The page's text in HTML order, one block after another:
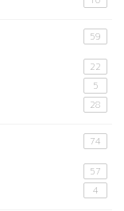
59
22
5
28
74
57
4